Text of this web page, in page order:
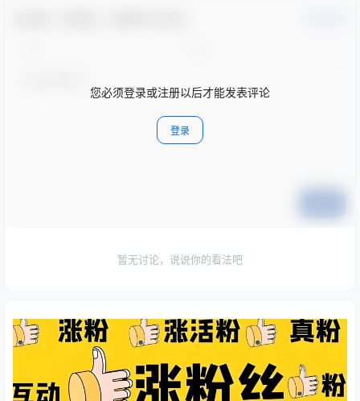
您必须登录或注册以后才能发表评论
登录
暂无讨论，说说你的看法吧